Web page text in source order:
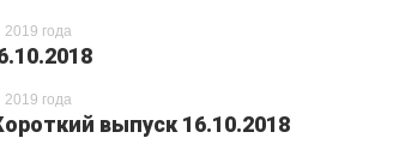
2019 года
2019 года
выпуск 16.10.2018